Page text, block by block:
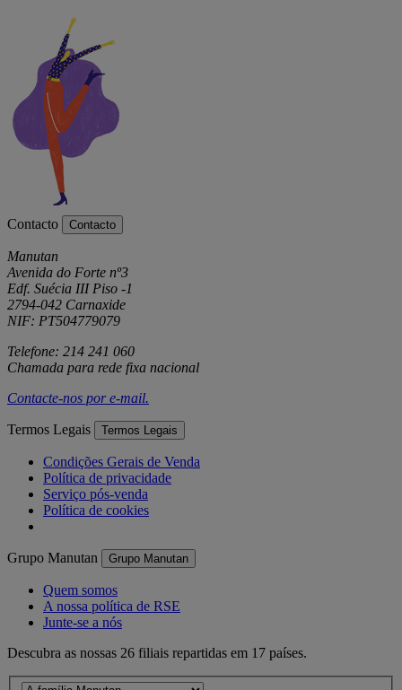
Contacto Contacto
Manutan
Avenida do Forte nº3
Edf. Suécia III Piso -1
2794-042 Carnaxide
NIF: PT504779079
Telefone: 214 241 060
Chamada para rede fixa nacional
Contacte-nos pore-mail.
Termos Legais Termos Legais
Condições Gerais de Venda
Política de privacidade
Serviço pós-venda
Política de cookies
Grupo Manutan Grupo Manutan
Quem somos
A nossa política de RSE
Junte-se a nós
Descubra as nossas 26 filiais repartidas em 17 países.